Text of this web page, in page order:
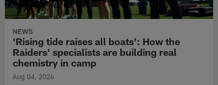
NEWS
'Rising tide raises all boats': How the
Raiders' specialists are building real
chemistry in camp
Aug 04, 2026